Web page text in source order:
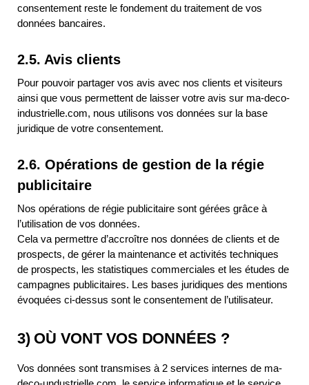
consentement reste le fondement du traitement de vos
données bancaires.
2.5. Avis clients
Pour pouvoir partager vos avis avec nos clients et visiteurs
ainsi que vous permettent de laisser votre avis sur ma-deco-
industrielle.com, nous utilisons vos données sur la base
juridique de votre consentement.
2.6. Opérations de gestion de la régie
publicitaire
Nos opérations de régie publicitaire sont gérées grâce à
l’utilisation de vos données.
Cela va permettre d’accroître nos données de clients et de
prospects, de gérer la maintenance et activités techniques
de prospects, les statistiques commerciales et les études de
campagnes publicitaires. Les bases juridiques des mentions
évoquées ci-dessus sont le consentement de l’utilisateur.
3) OÙ VONT VOS DONNÉES ?
Vos données sont transmises à 2 services internes de ma-